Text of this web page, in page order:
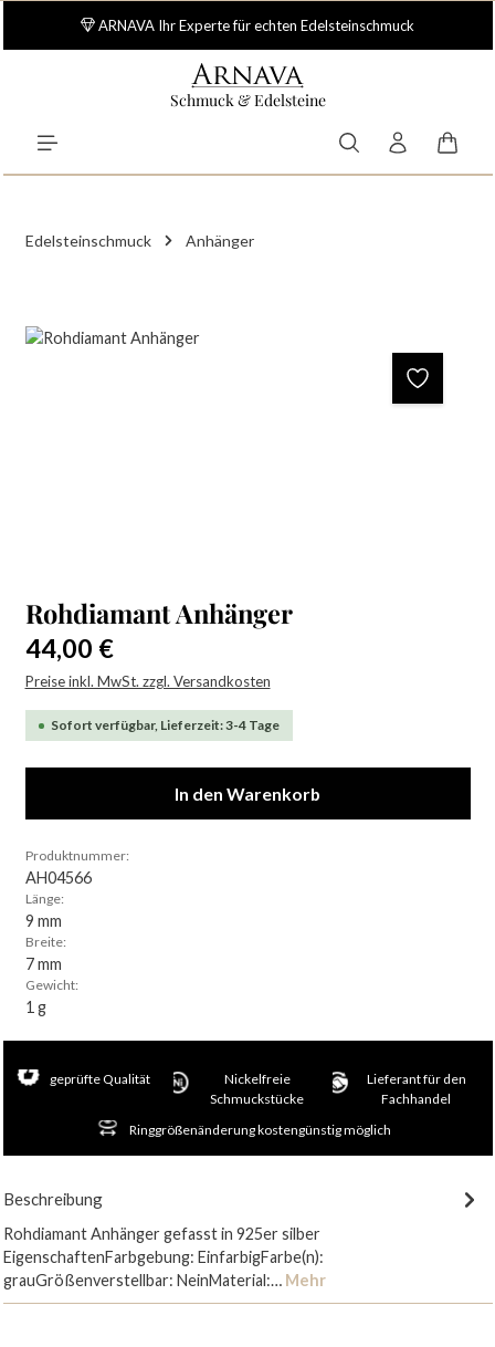
Zum Hauptinhalt springen
ARNAVA Ihr Experte für echten Edelsteinschmuck
Schmuck & Edelsteine
Edelsteinschmuck Anhänger
Bildergalerie überspringen
Rohdiamant Anhänger
Regulärer Preis:
44,00 €
Preise inkl. MwSt. zzgl. Versandkosten
Sofort verfügbar, Lieferzeit: 3-4 Tage
In den Warenkorb
Produktnummer:
AH04566
Länge:
9 mm
Breite:
7 mm
Gewicht:
1 g
geprüfte Qualität
Nickelfreie
Schmuckstücke
Lieferant für den
Fachhandel
Ringgrößenänderung kostengünstig möglich
Beschreibung
Rohdiamant Anhänger gefasst in 925er silber
EigenschaftenFarbgebung: EinfarbigFarbe(n):
grauGrößenverstellbar: NeinMaterial:… Mehr